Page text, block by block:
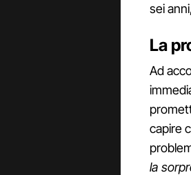
sei
La
Ad
capire
la